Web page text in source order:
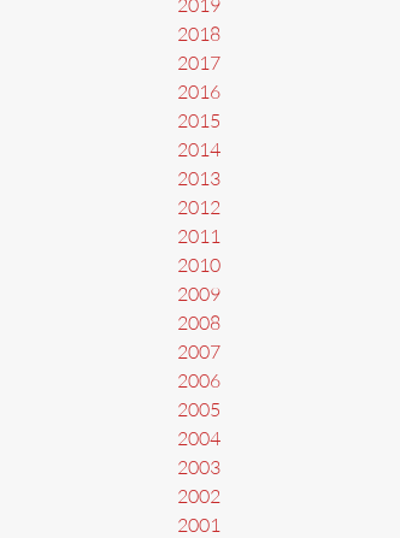
2018
2017
2016
2015
2014
2013
2012
2011
2010
2009
2008
2007
2006
2005
2004
2003
2002
2001